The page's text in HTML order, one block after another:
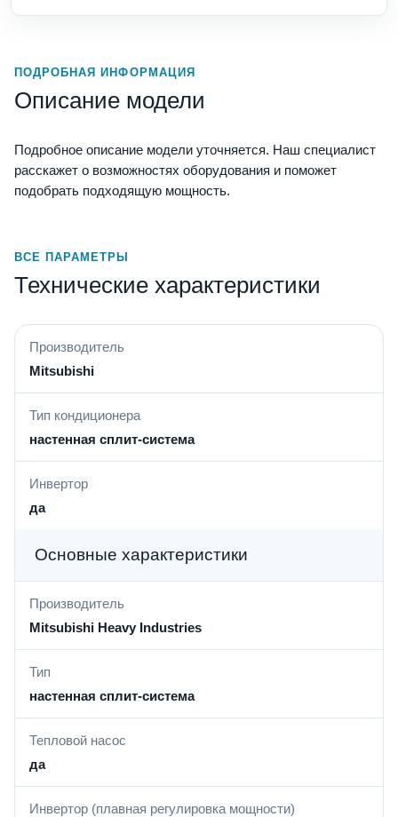
ПОДРОБНАЯ ИНФОРМАЦИЯ
Описание модели
Подробное описание модели уточняется. Наш специалист
расскажет о возможностях оборудования и поможет
подобрать подходящую мощность.
ВСЕ ПАРАМЕТРЫ
Технические характеристики
Производитель
Mitsubishi
Тип кондиционера
настенная сплит-система
Инвертор
да
Основные характеристики
Производитель
Mitsubishi Heavy Industries
Тип
настенная сплит-система
Тепловой насос
да
Инвертор (плавная регулировка мощности)